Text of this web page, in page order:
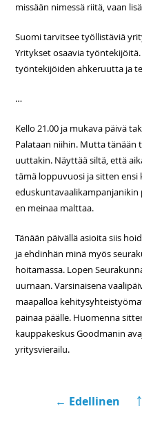
missään nimessä riitä, vaan
Suomi tarvitsee työllistäviä
Yritykset osaavia
työntekijöiden ahkeruutta ja
…
Kello 21.00 ja mukava päivä
Palataan niihin. Mutta tänään
uuttakin. Näyttää siltä, että
tämä loppuvuosi ja sitten ensi
eduskuntavaalikampanjanikin
en meinaa malttaa.
Tänään päivällä asioita siis
ja ehdinhän minä myös
hoitamassa. Lopen
uurnaan. Varsinaisena
maapalloa
painaa päälle. Huomenna
kauppakeskus Goodmanin
yritysvierailu.
← Edellinen